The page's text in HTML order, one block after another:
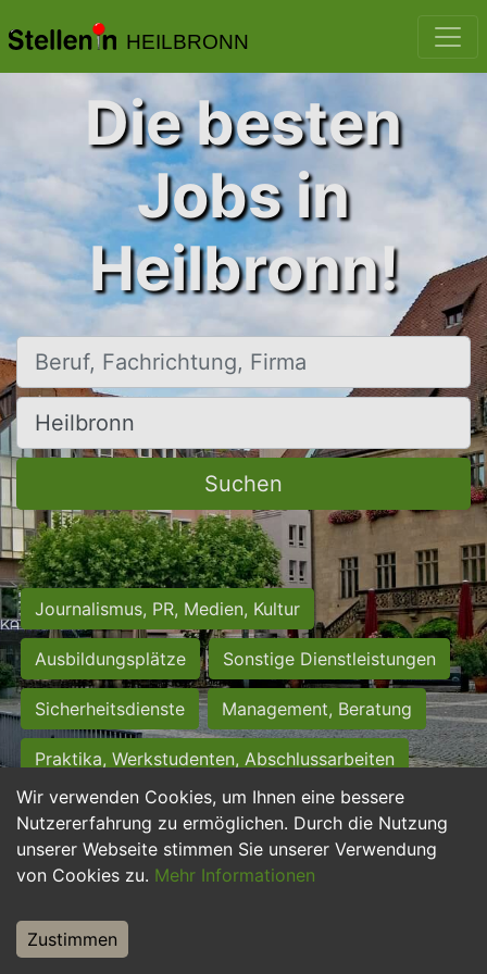
HEILBRONN
Wir verwenden Cookies, um Ihnen eine bessere
Nutzererfahrung zu ermöglichen. Durch die Nutzung
unserer Webseite stimmen Sie unserer Verwendung
von Cookies zu. Mehr Informationen
Zustimmen
Die besten
Jobs in
Heilbronn!
Beruf, Fachrichtung, Firma
Ort, Stadt
Suchen
Journalismus, PR, Medien, Kultur
Ausbildungsplätze Sonstige Dienstleistungen
Sicherheitsdienste Management, Beratung
Praktika, Werkstudenten, Abschlussarbeiten
Personalwesen Assistenz, Sekretariat
Hilfskräfte, Aushilfs- und Nebenjobs
Weiterbildung, Studium, duale Ausbildung